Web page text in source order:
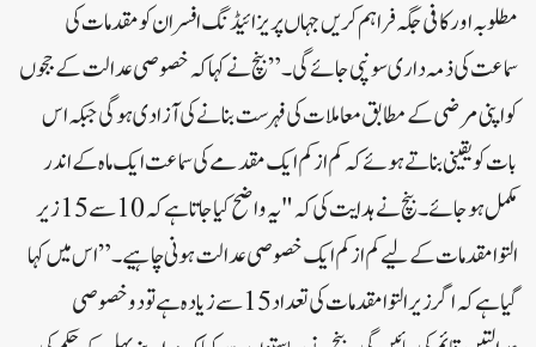
مطلوبہ اور کافی جگہ فراہم کریں جہاں پریزائیڈنگ افسران کو مقدمات کی
سماعت کی ذمہ داری سونپی جائے گی۔”بنچ نے کہا کہ خصوصی عدالت کے ججوں
کو اپنی مرضی کے مطابق معاملات کی فہرست بنانے کی آزادی ہوگی جبکہ اس
بات کو یقینی بناتے ہوئے کہ کم از کم ایک مقدمے کی سماعت ایک ماہ کے اندر
مکمل ہو جائے۔بنچ نے ہدایت کی کہ "یہ واضح کیا جاتا ہے کہ 10 سے 15 زیر
التوا مقدمات کے لیے کم از کم ایک خصوصی عدالت ہونی چاہیے۔” اس میں کہا
گیا ہے کہ اگر زیر التوا مقدمات کی تعداد 15 سے زیادہ ہے تو دو خصوصی